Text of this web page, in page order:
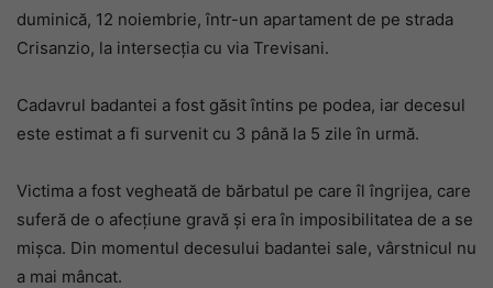
duminică, 12 noiembrie, într-un apartament de pe strada
Crisanzio, la intersecția cu via Trevisani.
Cadavrul badantei a fost găsit întins pe podea, iar decesul
este estimat a fi survenit cu 3 până la 5 zile în urmă.
Victima a fost vegheată de bărbatul pe care îl îngrijea, care
suferă de o afecțiune gravă și era în imposibilitatea de a se
mișca. Din momentul decesului badantei sale, vârstnicul nu
a mai mâncat.